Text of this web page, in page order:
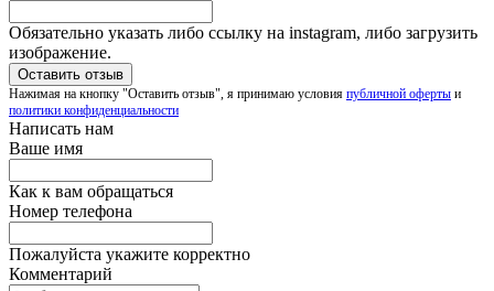
Обязательно указать либо ссылку на instagram, либо загрузить
изображение.
Нажимая на кнопку "Оставить отзыв", я принимаю условия публичной оферты и
политики конфиденциальности
Написать нам
Ваше имя
Как к вам обращаться
Номер телефона
Пожалуйста укажите корректно
Комментарий